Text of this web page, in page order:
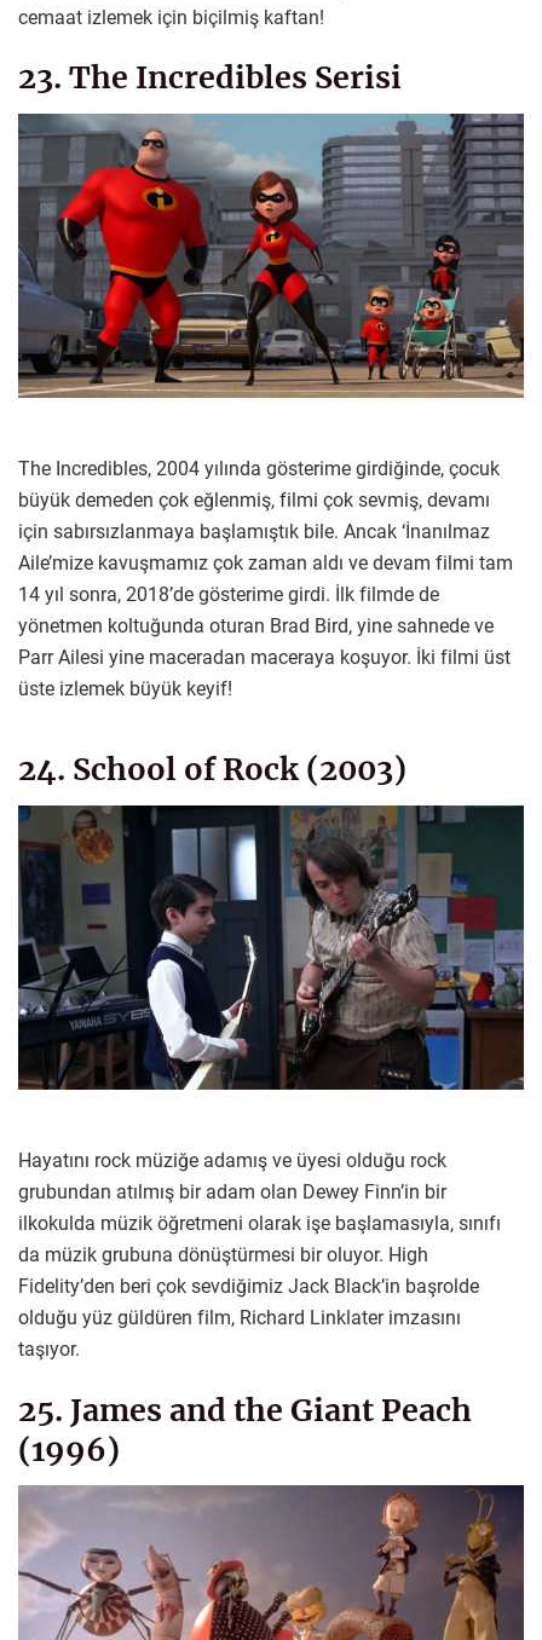
cemaat izlemek için biçilmiş kaftan!
23. The Incredibles Serisi
The Incredibles, 2004 yılında gösterime girdiğinde, çocuk
büyük demeden çok eğlenmiş, filmi çok sevmiş, devamı
için sabırsızlanmaya başlamıştık bile. Ancak ‘İnanılmaz
Aile’mize kavuşmamız çok zaman aldı ve devam filmi tam
14 yıl sonra, 2018’de gösterime girdi. İlk filmde de
yönetmen koltuğunda oturan Brad Bird, yine sahnede ve
Parr Ailesi yine maceradan maceraya koşuyor. İki filmi üst
üste izlemek büyük keyif!
24. School of Rock (2003)
Hayatını rock müziğe adamış ve üyesi olduğu rock
grubundan atılmış bir adam olan Dewey Finn’in bir
ilkokulda müzik öğretmeni olarak işe başlamasıyla, sınıfı
da müzik grubuna dönüştürmesi bir oluyor. High
Fidelity’den beri çok sevdiğimiz Jack Black’in başrolde
olduğu yüz güldüren film, Richard Linklater imzasını
taşıyor.
25. James and the Giant Peach
(1996)